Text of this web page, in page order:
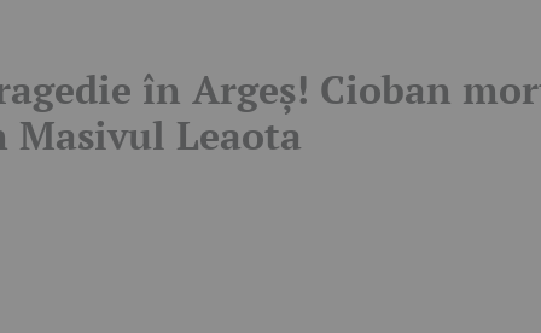
în Argeș! Cioban
Masivul Leaota